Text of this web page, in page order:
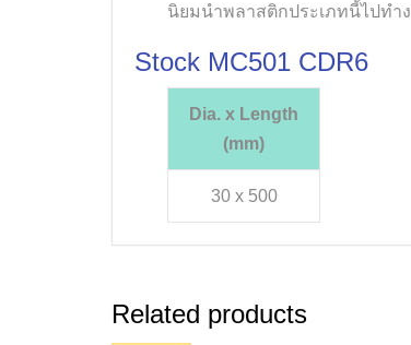
นิยมนำพลาสติกประเภทนี้ไปทำ
Stock MC501 CDR6
Dia. x Length
(mm)
30 x 500
Related products